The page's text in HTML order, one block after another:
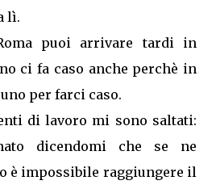
lì.
puoi arrivare tardi in
ci fa caso anche perchè in
per farci caso.
di lavoro mi sono saltati:
dicendomi che se ne
è impossibile raggiungere il